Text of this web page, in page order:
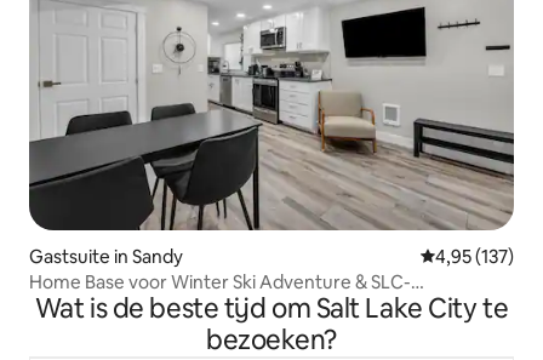
Gastsuite in Sandy Gemiddelde
4,95 (137)
Home Base voor Winter Ski Adventure & SLC-
evenementen
Wat is de beste tijd om Salt Lake City te
bezoeken?